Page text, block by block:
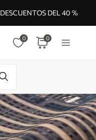
DESCUENTOS DEL 40 %
0 0